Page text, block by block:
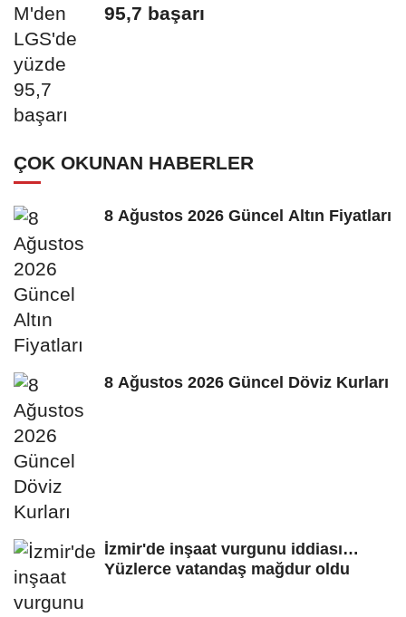
95,7 başarı
ÇOK OKUNAN HABERLER
8 Ağustos 2026 Güncel Altın Fiyatları
8 Ağustos 2026 Güncel Döviz Kurları
İzmir'de inşaat vurgunu iddiası…
Yüzlerce vatandaş mağdur oldu